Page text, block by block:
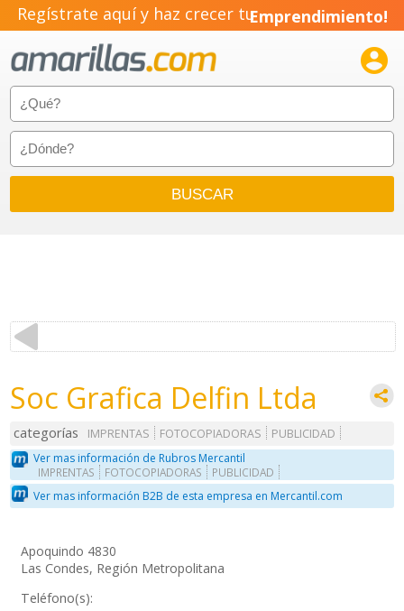
Regístrate aquí y haz crecer tuEmprendimiento!

Soc Grafica Delfin Ltda
categorías IMPRENTAS FOTOCOPIADORAS
PUBLICIDAD
Ver mas información de Rubros Mercantil
IMPRENTAS FOTOCOPIADORAS PUBLICIDAD
Ver mas información B2B de esta empresa en Mercantil.com
Apoquindo 4830
Las Condes, Región Metropolitana
Teléfono(s):